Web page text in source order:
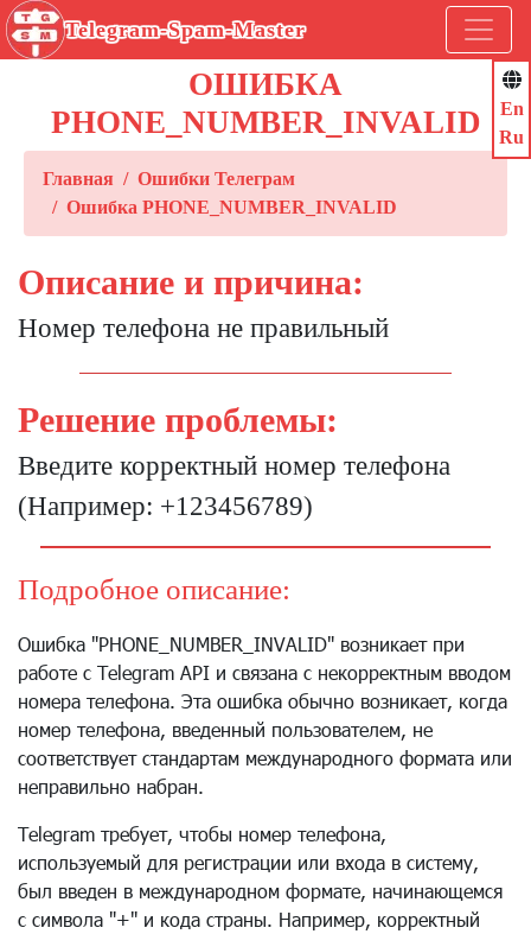
Telegram-Spam-Master
En
Ru
ОШИБКА
PHONE_NUMBER_INVALID
Главная
Ошибки Телеграм
Ошибка PHONE_NUMBER_INVALID
Описание и причина:
Номер телефона не правильный
Решение проблемы:
Введите корректный номер телефона
(Например: +123456789)
Подробное описание:
Ошибка "PHONE_NUMBER_INVALID" возникает при
работе с Telegram API и связана с некорректным вводом
номера телефона. Эта ошибка обычно возникает, когда
номер телефона, введенный пользователем, не
соответствует стандартам международного формата или
неправильно набран.
Telegram требует, чтобы номер телефона,
используемый для регистрации или входа в систему,
был введен в международном формате, начинающемся
с символа "+" и кода страны. Например, корректный